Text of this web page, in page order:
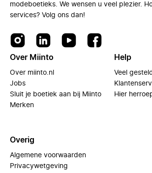
modeboetieks. We wensen u veel plezier.
services? Volg ons dan!
Over Miinto
Over miinto.nl
Jobs
Sluit je boetiek aan bij Miinto
Merken
Help
Veel
Hier
Overig
Algemene voorwaarden
Privacywetgeving